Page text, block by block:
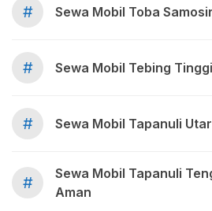
# Sewa Mobil Toba
# Sewa Mobil Tebing
# Sewa Mobil Tapanuli
#
Sewa Mobil Tapanuli
Aman